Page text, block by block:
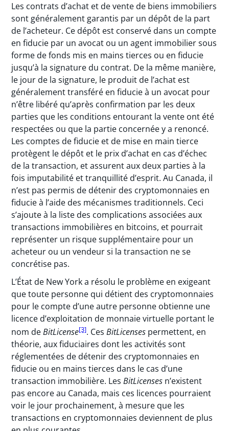
Les contrats d’achat et de vente de biens immobiliers
sont généralement garantis par un dépôt de la part
de l’acheteur. Ce dépôt est conservé dans un compte
en fiducie par un avocat ou un agent immobilier sous
forme de fonds mis en mains tierces ou en fiducie
jusqu’à la signature du contrat. De la même manière,
le jour de la signature, le produit de l’achat est
généralement transféré en fiducie à un avocat pour
n’être libéré qu’après confirmation par les deux
parties que les conditions entourant la vente ont été
respectées ou que la partie concernée y a renoncé.
Les comptes de fiducie et de mise en main tierce
protègent le dépôt et le prix d’achat en cas d’échec
de la transaction, et assurent aux deux parties à la
fois imputabilité et tranquillité d’esprit. Au Canada, il
n’est pas permis de détenir des cryptomonnaies en
fiducie à l’aide des mécanismes traditionnels. Ceci
s’ajoute à la liste des complications associées aux
transactions immobilières en bitcoins, et pourrait
représenter un risque supplémentaire pour un
acheteur ou un vendeur si la transaction ne se
concrétise pas.
L’État de New York a résolu le problème en exigeant
que toute personne qui détient des cryptomonnaies
pour le compte d’une autre personne obtienne une
licence d’exploitation de monnaie virtuelle portant le
nom deBitLicense[3]. CesBitLicenses permettent, en
théorie, aux fiduciaires dont les activités sont
réglementées de détenir des cryptomonnaies en
fiducie ou en mains tierces dans le cas d’une
transaction immobilière. LesBitLicenses n’existent
pas encore au Canada, mais ces licences pourraient
voir le jour prochainement, à mesure que les
transactions en cryptomonnaies deviennent de plus